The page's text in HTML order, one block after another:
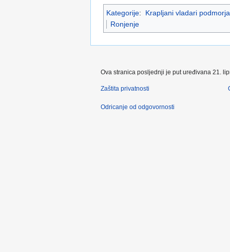
Kategorije:
Krapljani vladari podmorja
Ronjenje
Ova stranica posljednji je put uređivana 21.
Zaštita privatnosti
Odricanje od odgovornosti